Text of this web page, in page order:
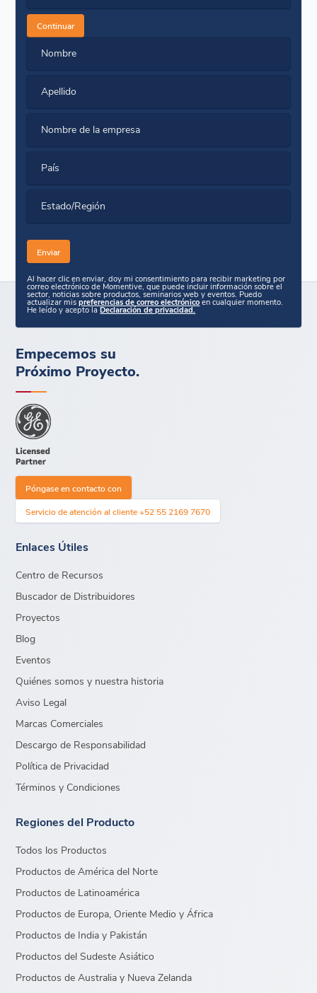
Continuar
Nombre
Apellido
Nombre de la empresa
País
Estado/Región
Al hacer clic en enviar, doy mi consentimiento para recibir marketing por
correo electrónico de Momentive, que puede incluir información sobre el
sector, noticias sobre productos, seminarios web y eventos. Puedo
actualizar mispreferencias de correo electrónico en cualquier momento.
He leído y acepto laDeclaración de privacidad.
Empecemos su
Próximo Proyecto.
Póngase en contacto con
Servicio de atención al cliente +52 55 2169 7670
Enlaces Útiles
Centro de Recursos
Buscador de Distribuidores
Proyectos
Blog
Eventos
Quiénes somos y nuestra historia
Aviso Legal
Marcas Comerciales
Descargo de Responsabilidad
Política de Privacidad
Términos y Condiciones
Regiones del Producto
Todos los Productos
Productos de América del Norte
Productos de Latinoamérica
Productos de Europa, Oriente Medio y África
Productos de India y Pakistán
Productos del Sudeste Asiático
Productos de Australia y Nueva Zelanda